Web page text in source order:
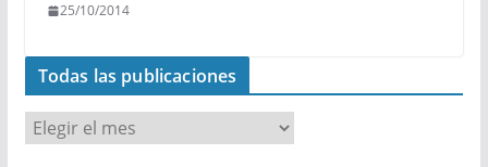
25/10/2014
Todas las publicaciones
o